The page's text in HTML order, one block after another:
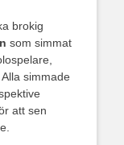
brokig
som simmat
simmade
att sen